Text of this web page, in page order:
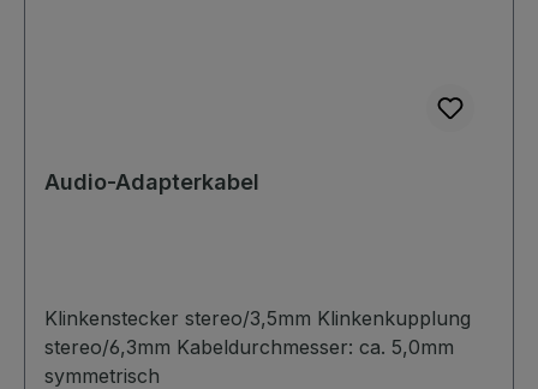
Audio-Adapterkabel
Klinkenstecker stereo/3,5mm Klinkenkupplung
stereo/6,3mm Kabeldurchmesser: ca. 5,0mm
symmetrisch